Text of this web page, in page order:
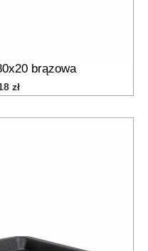
brązowa
zł